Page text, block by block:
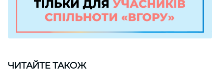
ЧИТАЙТЕ ТАКОЖ